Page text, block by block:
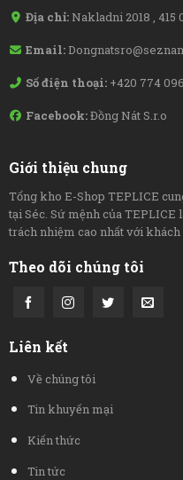
Địa chỉ: Nakladni 2018 , 415
Email:
Số điện thoại: +420 774
Facebook:Đồng Nát S.r.o
Giới thiệu chung
Tổng kho E-Shop TEPLICE
tại Séc. Sứ mệnh của TEPLICE
trách nhiệm cao nhất với khách
Theo dõi chúng tôi
Liên kết
Về chúng tôi
Tin khuyến mại
Kiến thức
Tin tức